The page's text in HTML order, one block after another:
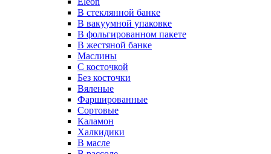
В стеклянной банке
В вакуумной упаковке
В фольгированном пакете
В жестяной банке
Маслины
С косточкой
Без косточки
Вяленые
Фаршированные
Сортовые
Каламон
Халкидики
В масле